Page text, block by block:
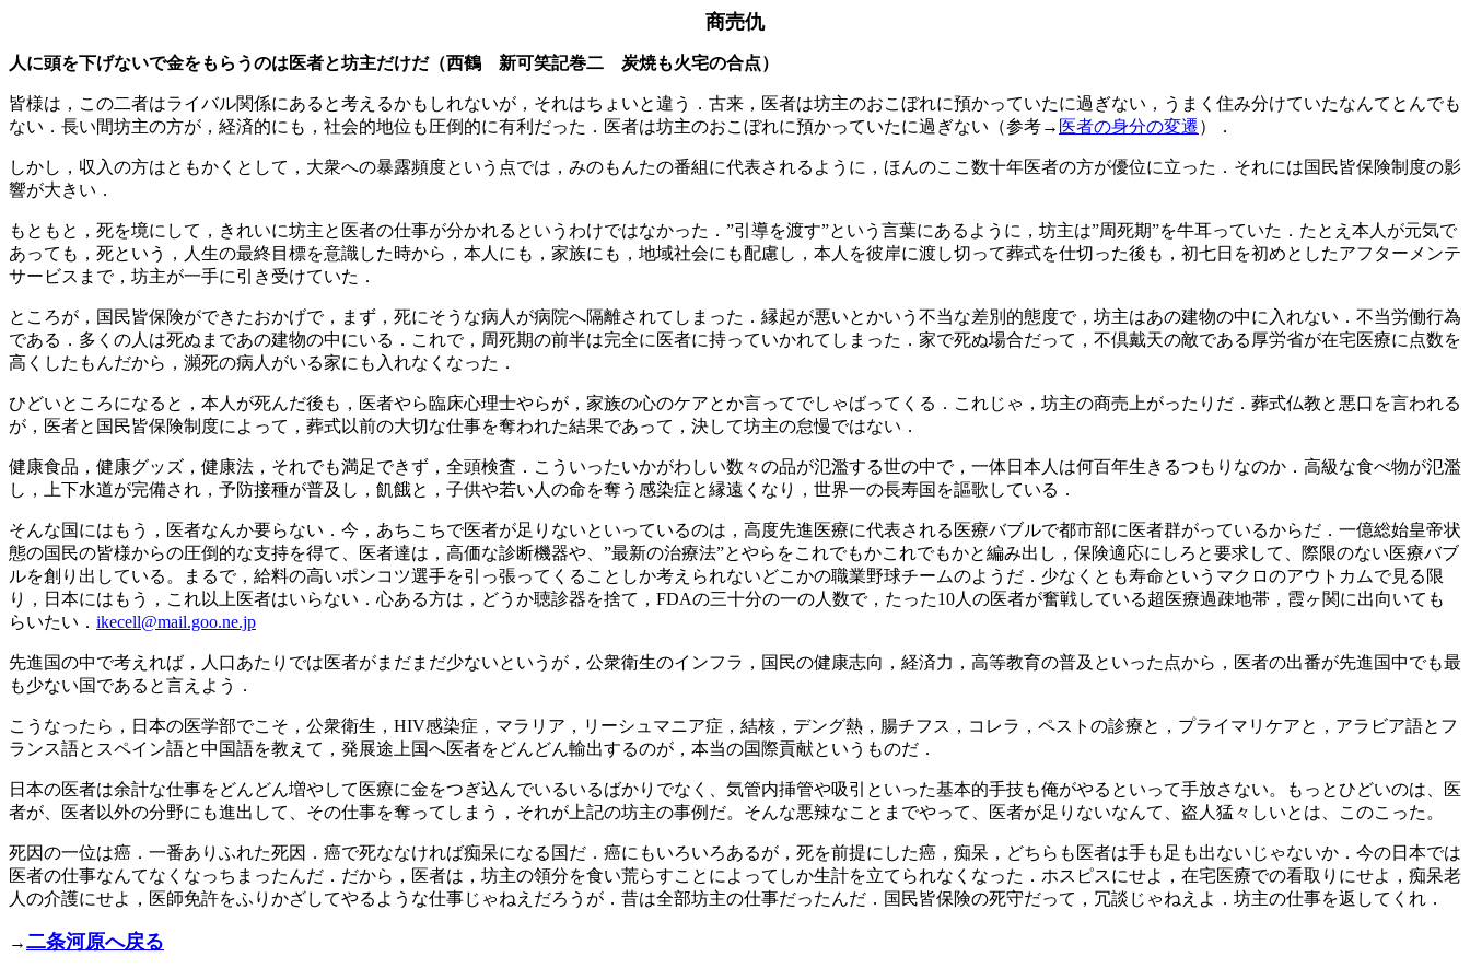
商売仇
人に頭を下げないで金をもらうのは医者と坊主だけだ（西鶴 新可笑記巻二 炭焼も火宅の合点）
皆様は，この二者はライバル関係にあると考えるかもしれないが，それはちょいと違う．古来，医者は坊主のおこぼれに預かっていたに過ぎない，うまく住み分けていたなんてとんでも
ない．長い間坊主の方が，経済的にも，社会的地位も圧倒的に有利だった．医者は坊主のおこぼれに預かっていたに過ぎない（参考→ 医者の身分の変遷）．
しかし，収入の方はともかくとして，大衆への暴露頻度という点では，みのもんたの番組に代表されるように，ほんのここ数十年医者の方が優位に立った．それには国民皆保険制度の影
響が大きい．
もともと，死を境にして，きれいに坊主と医者の仕事が分かれるというわけではなかった．”引導を渡す”という言葉にあるように，坊主は”周死期”を牛耳っていた．たとえ本人が元気で
あっても，死という，人生の最終目標を意識した時から，本人にも，家族にも，地域社会にも配慮し，本人を彼岸に渡し切って葬式を仕切った後も，初七日を初めとしたアフターメンテ
サービスまで，坊主が一手に引き受けていた．
ところが，国民皆保険ができたおかげで，まず，死にそうな病人が病院へ隔離されてしまった．縁起が悪いとかいう不当な差別的態度で，坊主はあの建物の中に入れない．不当労働行為
である．多くの人は死ぬまであの建物の中にいる．これで，周死期の前半は完全に医者に持っていかれてしまった．家で死ぬ場合だって，不倶戴天の敵である厚労省が在宅医療に点数を
高くしたもんだから，瀕死の病人がいる家にも入れなくなった．
ひどいところになると，本人が死んだ後も，医者やら臨床心理士やらが，家族の心のケアとか言ってでしゃばってくる．これじゃ，坊主の商売上がったりだ．葬式仏教と悪口を言われる
が，医者と国民皆保険制度によって，葬式以前の大切な仕事を奪われた結果であって，決して坊主の怠慢ではない．
健康食品，健康グッズ，健康法，それでも満足できず，全頭検査．こういったいかがわしい数々の品が氾濫する世の中で，一体日本人は何百年生きるつもりなのか．高級な食べ物が氾濫
し，上下水道が完備され，予防接種が普及し，飢餓と，子供や若い人の命を奪う感染症と縁遠くなり，世界一の長寿国を謳歌している．
そんな国にはもう，医者なんか要らない．今，あちこちで医者が足りないといっているのは，高度先進医療に代表される医療バブルで都市部に医者群がっているからだ．一億総始皇帝状
態の国民の皆様からの圧倒的な支持を得て、医者達は，高価な診断機器や、”最新の治療法”とやらをこれでもかこれでもかと編み出し，保険適応にしろと要求して、際限のない医療バブ
ルを創り出している。まるで，給料の高いポンコツ選手を引っ張ってくることしか考えられないどこかの職業野球チームのようだ．少なくとも寿命というマクロのアウトカムで見る限
り，日本にはもう，これ以上医者はいらない．心ある方は，どうか聴診器を捨て，FDAの三十分の一の人数で，たった10人の医者が奮戦している超医療過疎地帯，霞ヶ関に出向いても
らいたい． ikecell@mail.goo.ne.jp
先進国の中で考えれば，人口あたりでは医者がまだまだ少ないというが，公衆衛生のインフラ，国民の健康志向，経済力，高等教育の普及といった点から，医者の出番が先進国中でも最
も少ない国であると言えよう．
こうなったら，日本の医学部でこそ，公衆衛生，HIV感染症，マラリア，リーシュマニア症，結核，デング熱，腸チフス，コレラ，ペストの診療と，プライマリケアと，アラビア語とフ
ランス語とスペイン語と中国語を教えて，発展途上国へ医者をどんどん輸出するのが，本当の国際貢献というものだ．
日本の医者は余計な仕事をどんどん増やして医療に金をつぎ込んでいるいるばかりでなく、気管内挿管や吸引といった基本的手技も俺がやるといって手放さない。もっとひどいのは、医
者が、医者以外の分野にも進出して、その仕事を奪ってしまう，それが上記の坊主の事例だ。そんな悪辣なことまでやって、医者が足りないなんて、盗人猛々しいとは、このこった。
死因の一位は癌．一番ありふれた死因．癌で死ななければ痴呆になる国だ．癌にもいろいろあるが，死を前提にした癌，痴呆，どちらも医者は手も足も出ないじゃないか．今の日本では
医者の仕事なんてなくなっちまったんだ．だから，医者は，坊主の領分を食い荒らすことによってしか生計を立てられなくなった．ホスピスにせよ，在宅医療での看取りにせよ，痴呆老
人の介護にせよ，医師免許をふりかざしてやるような仕事じゃねえだろうが．昔は全部坊主の仕事だったんだ．国民皆保険の死守だって，冗談じゃねえよ．坊主の仕事を返してくれ．
→二条河原へ戻る